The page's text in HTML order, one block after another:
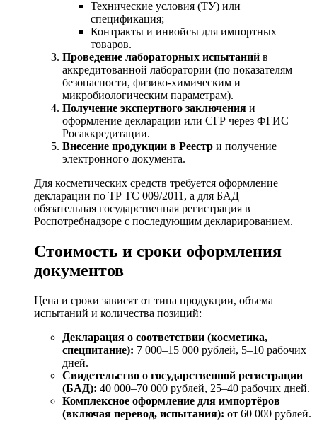
Технические условия (ТУ) или
спецификация;
Контракты и инвойсы для импортных
товаров.
Проведение лабораторных испытаний в
аккредитованной лаборатории (по показателям
безопасности, физико-химическим и
микробиологическим параметрам).
Получение экспертного заключения и
оформление декларации или СГР через ФГИС
Росаккредитации.
Внесение продукции в Реестр и получение
электронного документа.
Для косметических средств требуется оформление
декларации по ТР ТС 009/2011, а для БАД –
обязательная государственная регистрация в
Роспотребнадзоре с последующим декларированием.
Стоимость и сроки оформления
документов
Цена и сроки зависят от типа продукции, объема
испытаний и количества позиций:
Декларация о соответствии (косметика,
спецпитание): 7 000–15 000 рублей, 5–10 рабочих
дней.
Свидетельство о государственной регистрации
(БАД): 40 000–70 000 рублей, 25–40 рабочих дней.
Комплексное оформление для импортёров
(включая перевод, испытания): от 60 000 рублей.